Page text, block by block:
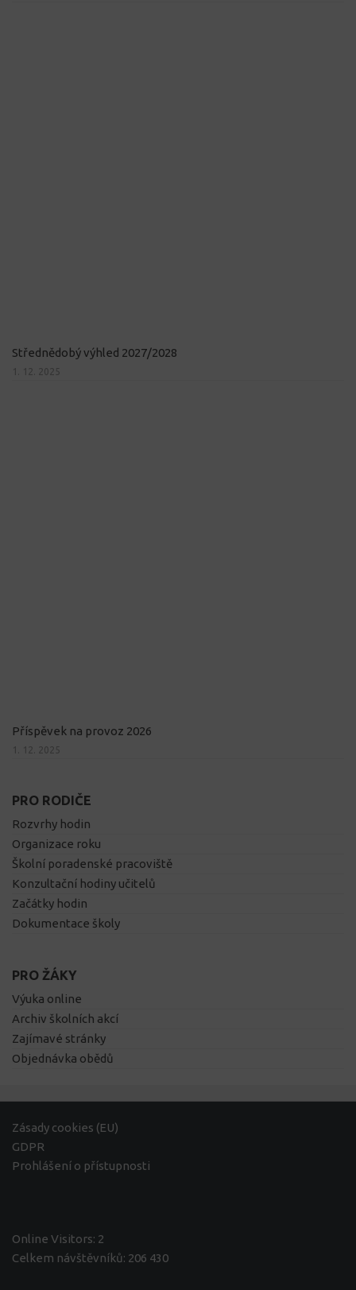
Střednědobý výhled 2027/2028
1. 12. 2025
Příspěvek na provoz 2026
1. 12. 2025
PRO RODIČE
Rozvrhy hodin
Organizace roku
Školní poradenské pracoviště
Konzultační hodiny učitelů
Začátky hodin
Dokumentace školy
PRO ŽÁKY
Výuka online
Archiv školních akcí
Zajímavé stránky
Objednávka obědů
Zásady cookies (EU)
GDPR
Prohlášení o přístupnosti
Online Visitors: 2
Celkem návštěvníků: 206 430